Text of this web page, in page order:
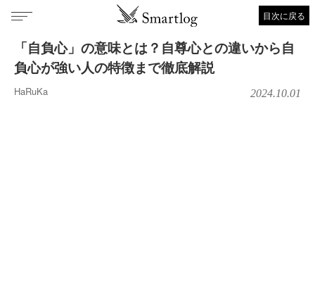
目次に戻る
「自負心」の意味とは？自尊心との違いから自
負心が強い人の特徴まで徹底解説
HaRuKa 2024.10.01